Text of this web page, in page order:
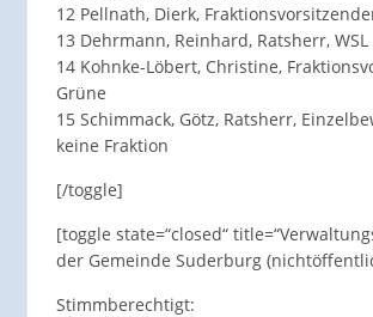
12 Pellnath, Dierk,
13 Dehrmann, Reinhard, Ratsherr, WSL
14 Kohnke-Löbert, Christine,
Grüne
15 Schimmack, Götz, Ratsherr,
keine Fraktion
[/toggle]
[toggle state=“closed“
der Gemeinde Suderburg
Stimmberechtigt: